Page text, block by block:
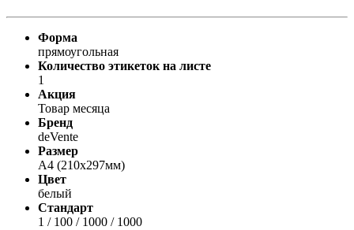
Форма
прямоугольная
Количество этикеток на листе
1
Акция
Товар месяца
Бренд
deVente
Размер
А4 (210х297мм)
Цвет
белый
Стандарт
1 / 100 / 1000 / 1000